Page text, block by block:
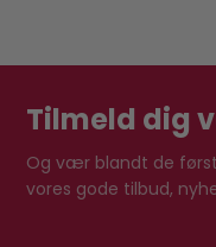
Tilmeld dig
Og vær blandt de
vores gode tilbud,